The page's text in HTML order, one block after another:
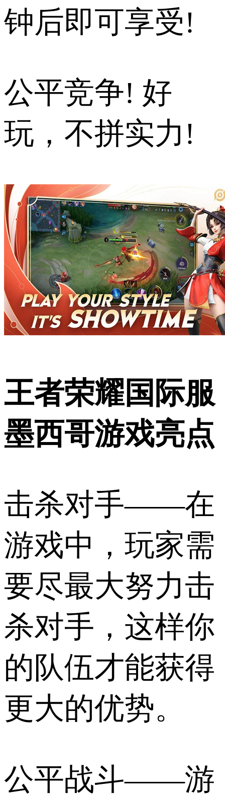
钟后即可享受!
公平竞争! 好
玩，不拼实力!
王者荣耀国际服
墨西哥游戏亮点
击杀对手——在
游戏中，玩家需
要尽最大努力击
杀对手，这样你
的队伍才能获得
更大的优势。
公平战斗——游